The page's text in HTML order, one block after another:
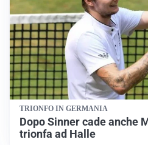
TRIONFO IN GERMANIA
Dopo Sinner cade anche
trionfa ad Halle